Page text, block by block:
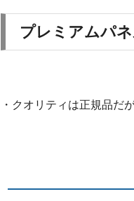
プレミアムパ
・クオリティは正規品だ